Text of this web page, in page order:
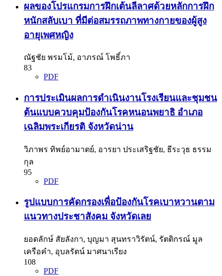
ผลของโปรแกรมการฝึกเต้นลีลาศด้วยหลักการฝึก
หนักสลับเบา ที่มีต่อสมรรถภาพทางกายของผู้สูง
อายุเพศหญิง
ณัฐชัย พรมโม้, อาภรณ์ โพธิ์ภา
83
PDF
การประเมินผลการดำเนินงานโรงเรียนและชุมชน
ต้นแบบควบคุมป้องกันโรคหนอนพยาธิ อำเภอ
เฉลิมพระเกียรติ จังหวัดน่าน
วิภาพร ทิพย์อามาตย์, อารยา ประเสริฐชัย, ธีระวุธ ธรรม
กุล
95
PDF
รูปแบบการคัดกรองเพื่อป้องกันโรคเบาหวานตาม
แนวทางประชาสังคม จังหวัดเลย
ยอดลักษ์ สัยลังกา, บุญมา สุนทราวิรัตน์, รัตติกรณ์ มูล
เครือคำ, อุบลรัตน์ มาศนาเรียง
108
PDF